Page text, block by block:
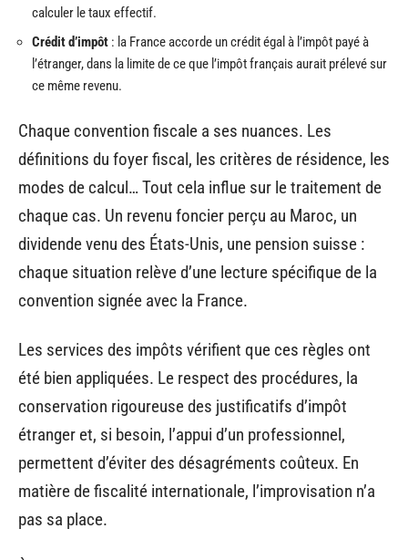
calculer le taux effectif.
Crédit d’impôt : la France accorde un crédit égal à l’impôt payé à
l’étranger, dans la limite de ce que l’impôt français aurait prélevé sur
ce même revenu.
Chaque convention fiscale a ses nuances. Les
définitions du foyer fiscal, les critères de résidence, les
modes de calcul… Tout cela influe sur le traitement de
chaque cas. Un revenu foncier perçu au Maroc, un
dividende venu des États-Unis, une pension suisse :
chaque situation relève d’une lecture spécifique de la
convention signée avec la France.
Les services des impôts vérifient que ces règles ont
été bien appliquées. Le respect des procédures, la
conservation rigoureuse des justificatifs d’impôt
étranger et, si besoin, l’appui d’un professionnel,
permettent d’éviter des désagréments coûteux. En
matière de fiscalité internationale, l’improvisation n’a
pas sa place.